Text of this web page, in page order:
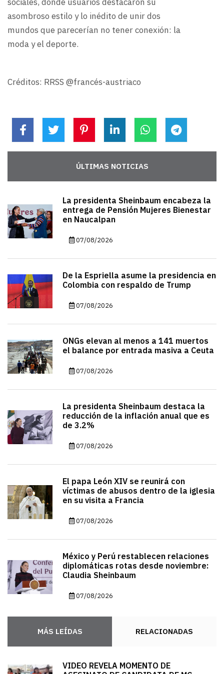
asombroso estilo y lo inédito de unir dos
mundos que parecerían no tener conexión: la
moda y el deporte.
Créditos: RRSS @francés-austriaco
ÚLTIMAS NOTICIAS
La presidenta Sheinbaum encabeza la
entrega de Pensión Mujeres Bienestar
en Naucalpan
07/08/2026
De la Espriella asume la presidencia en
Colombia con respaldo de Trump
07/08/2026
ONGs elevan al menos a 141 muertos
el balance por entrada masiva a Ceuta
07/08/2026
La presidenta Sheinbaum destaca la
reducción de la inflación anual que es
de 3.2%
07/08/2026
El papa León XIV se reunirá con
víctimas de abusos dentro de la iglesia
en su visita a Francia
07/08/2026
México y Perú restablecen relaciones
diplomáticas rotas desde noviembre:
Claudia Sheinbaum
07/08/2026
MÁS LEÍDAS RELACIONADAS
VIDEO REVELA MOMENTO DE